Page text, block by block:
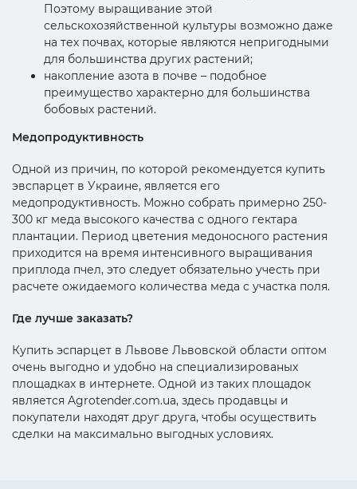
Поэтому выращивание этой
сельскохозяйственной культуры возможно даже
на тех почвах, которые являются непригодными
для большинства других растений;
накопление азота в почве – подобное
преимущество характерно для большинства
бобовых растений.
Медопродуктивность
Одной из причин, по которой рекомендуется купить
эвспарцет в Украине, является его
медопродуктивность. Можно собрать примерно 250-
300 кг меда высокого качества с одного гектара
плантации. Период цветения медоносного растения
приходится на время интенсивного выращивания
приплода пчел, это следует обязательно учесть при
расчете ожидаемого количества меда с участка поля.
Где лучше заказать?
Купить эспарцет в Львове Львовской области оптом
очень выгодно и удобно на специализированых
площадках в интернете. Одной из таких площадок
является Agrotender.com.ua, здесь продавцы и
покупатели находят друг друга, чтобы осуществить
сделки на максимально выгодных условиях.